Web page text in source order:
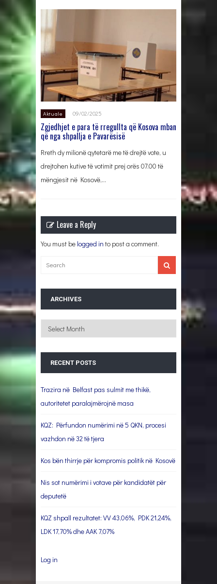
Aktuale 09/02/2025
Zgjedhjet e para të rregullta që Kosova mban
që nga shpallja e Pavarësisë
Rreth dy milionë qytetarë me të drejtë vote, u
drejtohen kutive të votimit prej orës 07.00 të
mëngjesit në Kosovë,…
Leave a Reply
You must be logged in to post a comment.
ARCHIVES
Archives
RECENT POSTS
Trazira në Belfast pas sulmit me thikë,
autoritetet paralajmërojnë masa
KQZ: Përfundon numërimi në 5 QKN, procesi
vazhdon në 32 të tjera
Kos bën thirrje për kompromis politik në Kosovë
Nis sot numërimi i votave për kandidatët për
deputetë
KQZ shpall rezultatet: VV 43,06%, PDK 21,24%,
LDK 17,70% dhe AAK 7,07%
Log in